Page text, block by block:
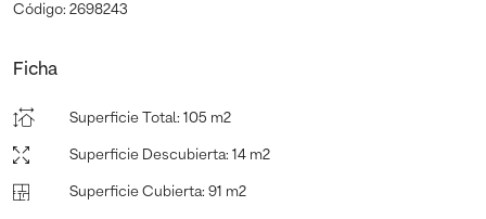
Código: 2698243
Ficha
Superficie Total : 105 m2
Superficie Descubierta: 14 m2
Superficie Cubierta: 91 m2